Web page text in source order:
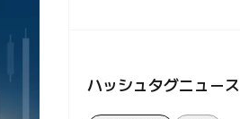
ハッシュタグニュース